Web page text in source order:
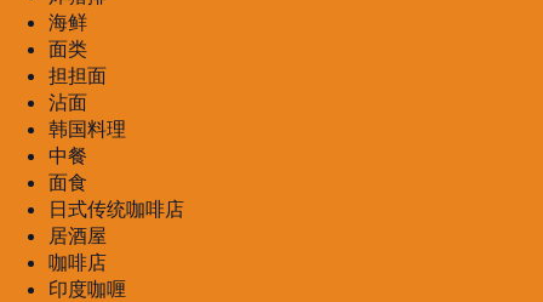
海鲜
面类
担担面
沾面
韩国料理
中餐
面食
日式传统咖啡店
居酒屋
咖啡店
印度咖喱